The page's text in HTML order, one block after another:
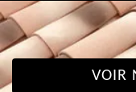
VOIR